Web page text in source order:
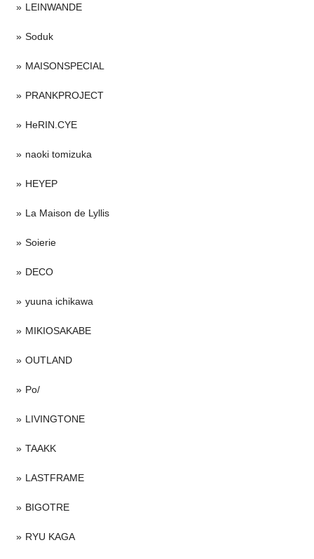
LEINWANDE
Soduk
MAISONSPECIAL
PRANKPROJECT
HeRIN.CYE
naoki tomizuka
HEYEP
La Maison de Lyllis
Soierie
DECO
yuuna ichikawa
MIKIOSAKABE
OUTLAND
Po/
LIVINGTONE
TAAKK
LASTFRAME
BIGOTRE
RYU KAGA